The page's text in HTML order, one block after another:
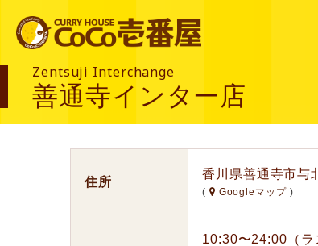
Zentsuji Interchange
善通寺インター店
住所
香川県善通寺市与
( Googleマップ )
10:30〜24:00（ラ